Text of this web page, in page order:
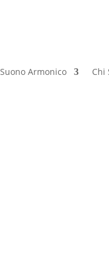
Suono Armonico Chi